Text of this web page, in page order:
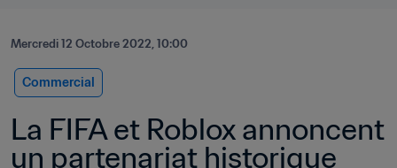
Mercredi 12 Octobre 2022, 10:00
Commercial
La FIFA et Roblox annoncent
un partenariat historique